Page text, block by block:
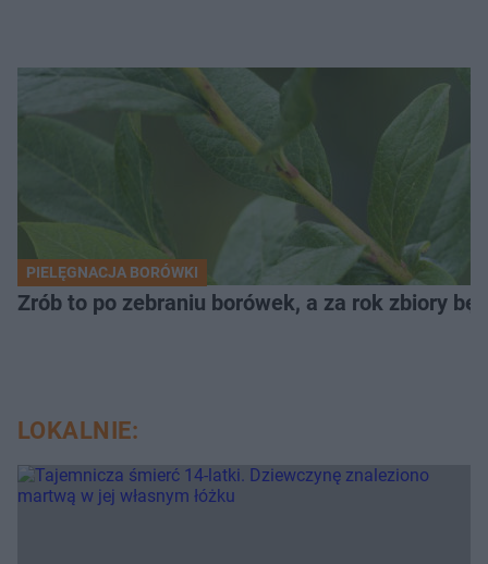
PIELĘGNACJA BORÓWKI
Zrób to po zebraniu borówek, a za rok zbiory
LOKALNIE: